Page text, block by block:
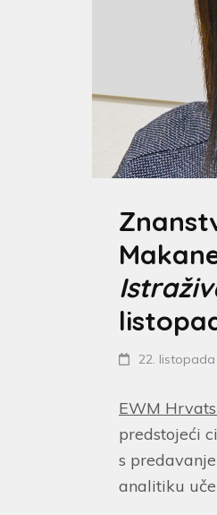
22. listopada
EWM
predstojeći
s
analitiku